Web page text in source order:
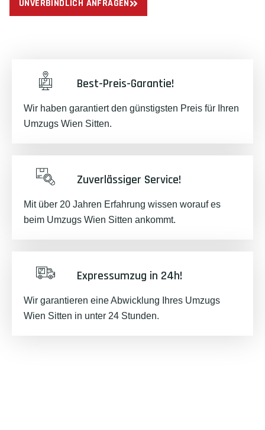
UNVERBINDLICH ANFRAGEN
Best-Preis-Garantie!
Wir haben garantiert den günstigsten Preis für Ihren
Umzugs Wien Sitten.
Zuverlässiger Service!
Mit über 20 Jahren Erfahrung wissen worauf es
beim Umzugs Wien Sitten ankommt.
Expressumzug in 24h!
Wir garantieren eine Abwicklung Ihres Umzugs
Wien Sitten in unter 24 Stunden.